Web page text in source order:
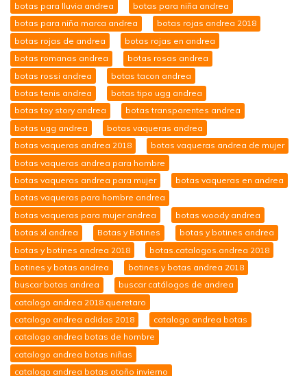
botas para lluvia andrea
botas para niña andrea
botas para niña marca andrea
botas rojas andrea 2018
botas rojas de andrea
botas rojas en andrea
botas romanas andrea
botas rosas andrea
botas rossi andrea
botas tacon andrea
botas tenis andrea
botas tipo ugg andrea
botas toy story andrea
botas transparentes andrea
botas ugg andrea
botas vaqueras andrea
botas vaqueras andrea 2018
botas vaqueras andrea de mujer
botas vaqueras andrea para hombre
botas vaqueras andrea para mujer
botas vaqueras en andrea
botas vaqueras para hombre andrea
botas vaqueras para mujer andrea
botas woody andrea
botas xl andrea
Botas y Botines
botas y botines andrea
botas y botines andrea 2018
botas.catalogos.andrea 2018
botines y botas andrea
botines y botas andrea 2018
buscar botas andrea
buscar catálogos de andrea
catalogo andrea 2018 queretaro
catalogo andrea adidas 2018
catalogo andrea botas
catalogo andrea botas de hombre
catalogo andrea botas niñas
catalogo andrea botas otoño invierno